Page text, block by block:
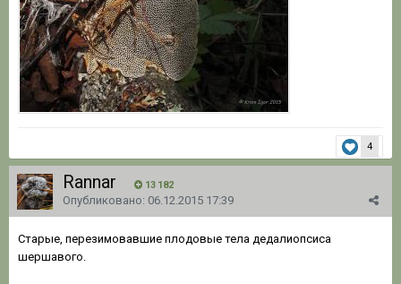
4
Rannar 13 182
Опубликовано: 06.12.2015 17:39
Старые, перезимовавшие плодовые тела дедалиопсиса
шершавого.